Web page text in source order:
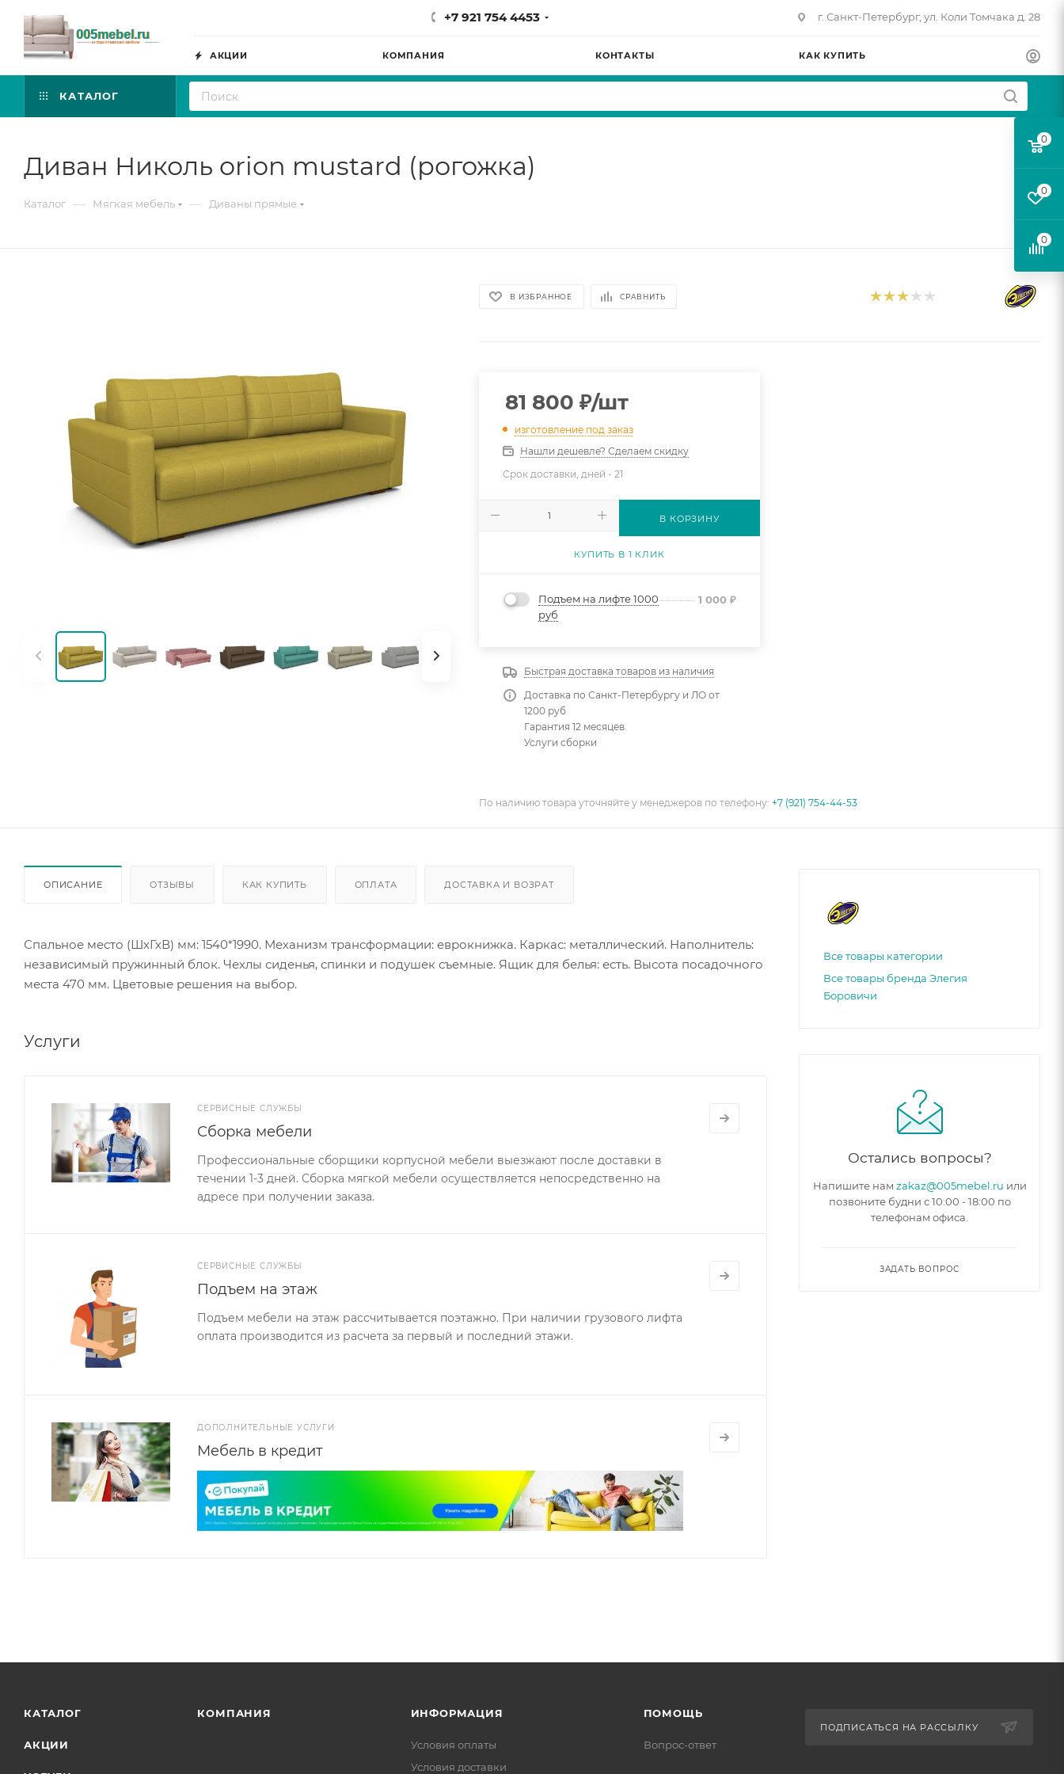
+7 921 754 4453 г. Санкт-Петербург, ул. Коли Томчака д. 28
АКЦИИ КОМПАНИЯ КОНТАКТЫ КАК КУПИТЬ
КАТАЛОГ
Диван Николь orion mustard (рогожка)
Каталог — Мягкая мебель — Диваны прямые
В ИЗБРАННОЕ СРАВНИТЬ
81 800 ₽/шт
изготовление под заказ
Нашли дешевле? Сделаем скидку
Срок доставки, дней -21
В КОРЗИНУ
КУПИТЬ В 1 КЛИК
Подъем на лифте 1000
руб
1 000₽
Быстрая доставка товаров из наличия
Доставка по Санкт-Петербургу и ЛО от
1200 руб
Гарантия 12 месяцев.
Услуги сборки
По наличию товара уточняйте у менеджеров по телефону:+7 (921) 754-44-53
ОПИСАНИЕ ОТЗЫВЫ КАК КУПИТЬ ОПЛАТА ДОСТАВКА И ВОЗРАТ
Спальное место (ШхГхВ) мм: 1540*1990. Механизм трансформации: еврокнижка. Каркас: металлический. Наполнитель:
независимый пружинный блок. Чехлы сиденья, спинки и подушек съемные. Ящик для белья: есть. Высота посадочного
места 470 мм. Цветовые решения на выбор.
Услуги
СЕРВИСНЫЕ СЛУЖБЫ
Сборка мебели
Профессиональные сборщики корпусной мебели выезжают после доставки в
течении 1-3 дней. Сборка мягкой мебели осуществляется непосредственно на
адресе при получении заказа.
СЕРВИСНЫЕ СЛУЖБЫ
Подъем на этаж
Подъем мебели на этаж рассчитывается поэтажно. При наличии грузового лифта
оплата производится из расчета за первый и последний этажи.
ДОПОЛНИТЕЛЬНЫЕ УСЛУГИ
Мебель в кредит
Все товары категории
Все товары бренда Элегия
Боровичи
Остались вопросы?
Напишите нам zakaz@005mebel.ru или
позвоните будни с 10:00 - 18:00 по
телефонам офиса.
ЗАДАТЬ ВОПРОС
КАТАЛОГ
АКЦИИ
КОМПАНИЯ ИНФОРМАЦИЯ
Условия оплаты
Условия доставки
ПОМОЩЬ
Вопрос-ответ
ПОДПИСАТЬСЯ НА РАССЫЛКУ
0
0
0